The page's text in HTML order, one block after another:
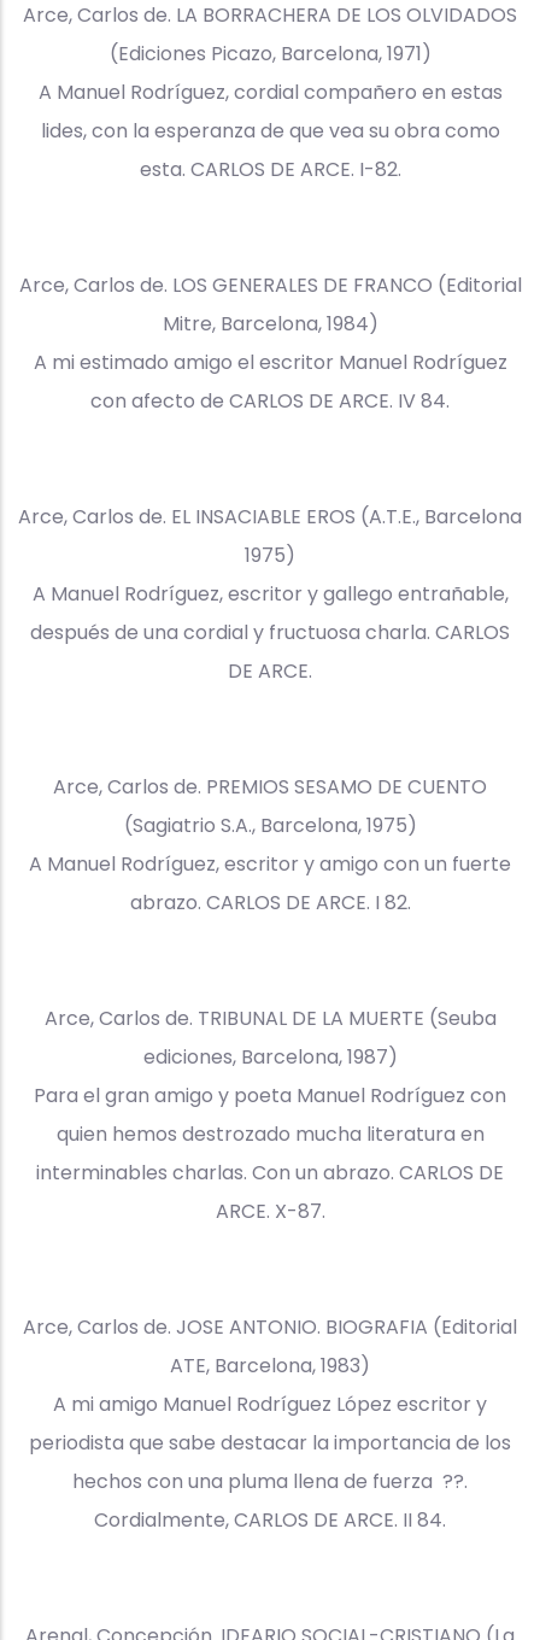
Arce, Carlos de. LA BORRACHERA DE LOS OLVIDADOS
(Ediciones Picazo, Barcelona, 1971)
A Manuel Rodríguez, cordial compañero en estas
lides, con la esperanza de que vea su obra como
esta. CARLOS DE ARCE. I-82.
Arce, Carlos de. LOS GENERALES DE FRANCO (Editorial
Mitre, Barcelona, 1984)
A mi estimado amigo el escritor Manuel Rodríguez
con afecto de CARLOS DE ARCE. IV 84.
Arce, Carlos de. EL INSACIABLE EROS (A.T.E., Barcelona
1975)
A Manuel Rodríguez, escritor y gallego entrañable,
después de una cordial y fructuosa charla. CARLOS
DE ARCE.
Arce, Carlos de. PREMIOS SESAMO DE CUENTO
(Sagiatrio S.A., Barcelona, 1975)
A Manuel Rodríguez, escritor y amigo con un fuerte
abrazo. CARLOS DE ARCE. I 82.
Arce, Carlos de. TRIBUNAL DE LA MUERTE (Seuba
ediciones, Barcelona, 1987)
Para el gran amigo y poeta Manuel Rodríguez con
quien hemos destrozado mucha literatura en
interminables charlas. Con un abrazo. CARLOS DE
ARCE. X-87.
Arce, Carlos de. JOSE ANTONIO. BIOGRAFIA (Editorial
ATE, Barcelona, 1983)
A mi amigo Manuel Rodríguez López escritor y
periodista que sabe destacar la importancia de los
hechos con una pluma llena de fuerza ??.
Cordialmente, CARLOS DE ARCE. II 84.